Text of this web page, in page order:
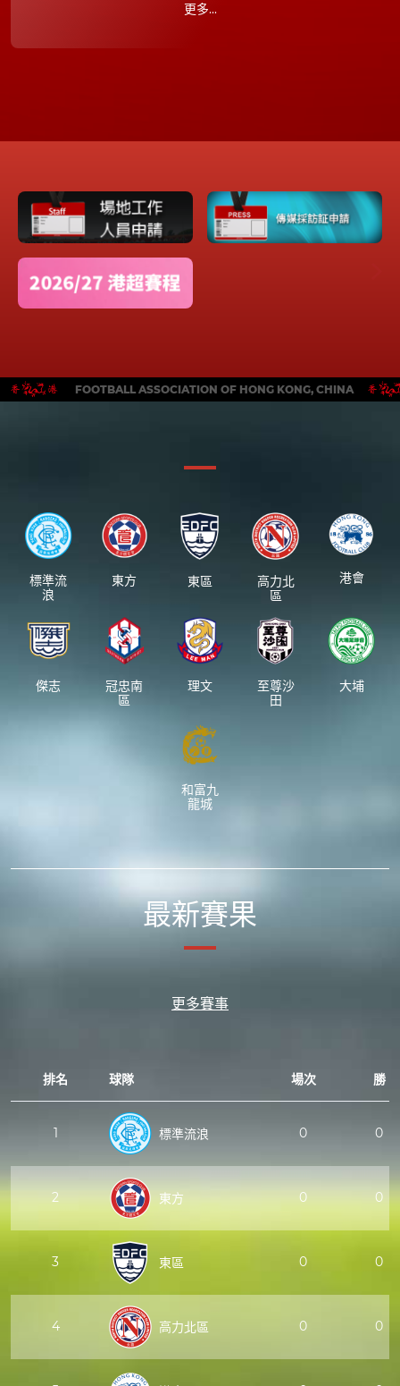
更多...
FOOTBALL ASSOCIATION OF HONG KONG, CHINA
標準流
浪
東方 東區
高力北
區
港會
傑志
冠忠南
區
理文
至尊沙
田
大埔
和富九
龍城
最新賽果
更多賽事
排名 球隊 場次 勝
1 標準流浪 0 0
2 東方 0 0
3 東區 0 0
4 高力北區 0 0